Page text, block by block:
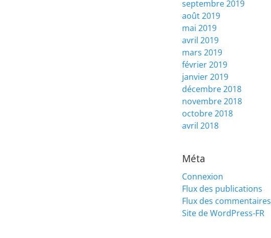
septembre 2019
août 2019
mai 2019
avril 2019
mars 2019
février 2019
janvier 2019
décembre 2018
novembre 2018
octobre 2018
avril 2018
Méta
Connexion
Flux des publications
Flux des commentaires
Site de WordPress-FR